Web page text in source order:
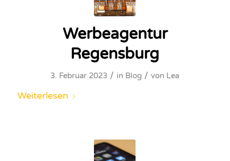
Werbeagentur
Regensburg
3. Februar 2023 / in Blog / von Lea
Weiterlesen